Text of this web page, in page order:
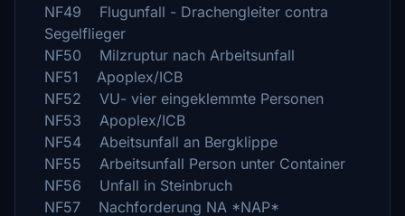
NF49 Flugunfall - Drachengleiter contra
Segelflieger
NF50 Milzruptur nach Arbeitsunfall
NF51 Apoplex/ICB
NF52 VU- vier eingeklemmte Personen
NF53 Apoplex/ICB
NF54 Abeitsunfall an Bergklippe
NF55 Arbeitsunfall Person unter Container
NF56 Unfall in Steinbruch
NF57 Nachforderung NA *NAP*